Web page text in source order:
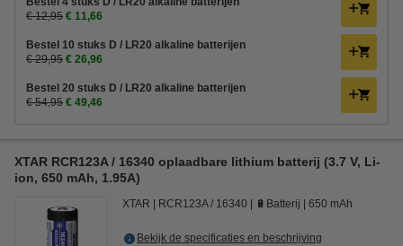
€ 12,95 € 11,66
Bestel 10 stuks D / LR20 alkaline batterijen
€ 29,95 € 26,96
Bestel 20 stuks D / LR20 alkaline batterijen
€ 54,95 € 49,46
XTAR RCR123A / 16340 oplaadbare lithium batterij (3.7 V, Li-
ion, 650 mAh, 1.95A)
XTAR RCR123A / 16340 🔋Batterij 650 mAh
Bekijk de specificaties en beschrijving